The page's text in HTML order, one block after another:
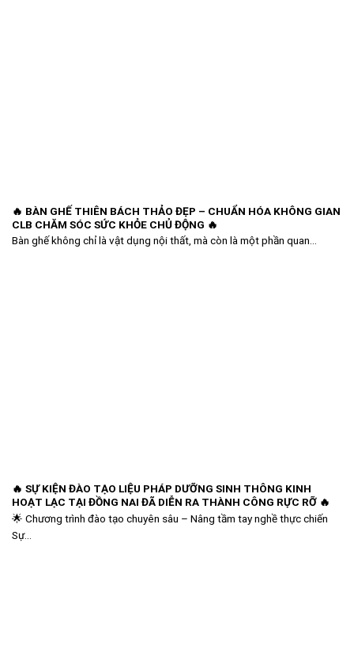
🔥 BÀN GHẾ THIÊN BÁCH THẢO ĐẸP – CHUẨN HÓA KHÔNG GIAN
CLB CHĂM SÓC SỨC KHỎE CHỦ ĐỘNG 🔥
Bàn ghế không chỉ là vật dụng nội thất, mà còn là một phần quan...
🔥 SỰ KIỆN ĐÀO TẠO LIỆU PHÁP DƯỠNG SINH THÔNG KINH
HOẠT LẠC TẠI ĐỒNG NAI ĐÃ DIỄN RA THÀNH CÔNG RỰC RỠ 🔥
🌟 Chương trình đào tạo chuyên sâu – Nâng tầm tay nghề thực chiến
Sự...